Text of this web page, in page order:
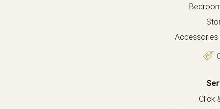
Accessories
Click